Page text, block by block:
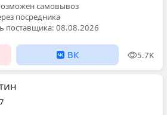
самовывоз
посредника
поставщика: 08.08.2026
ВК 5.7K